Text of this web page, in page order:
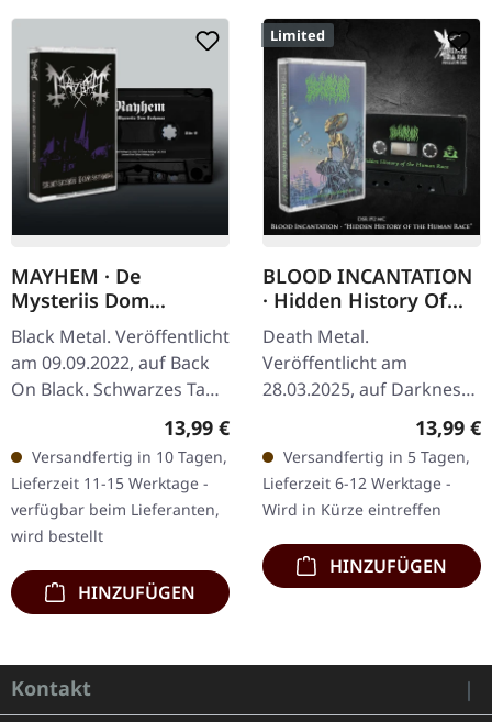
MAYHEM · De
Mysteriis Dom
Sathanas (Back On
Black) | BLACK TAPE
Black Metal. Veröffentlicht
am 09.09.2022, auf Back
On Black. Schwarzes Tape
mit 6-seitiger J-Card. „De
Mysteriis Dom Sathanas“
war das erste…
Regulärer Preis:
13,99 €
Versandfertig in 10 Tagen,
Lieferzeit 11-15 Werktage -
verfügbar beim Lieferanten,
wird bestellt
HINZUFÜGEN
Limited
BLOOD INCANTATION
· Hidden History Of
The Human Race (Re-
Release) | BLACK TAPE
Death Metal.
Veröffentlicht am
28.03.2025, auf Darkness
Shall Rise Productions.
Schwarzes Tape, 5-Panel-J-
Card, limitiert auf 200
Exemplare In ihrem…
13,99 €
Versandfertig in 5 Tagen,
Lieferzeit 6-12 Werktage -
Wird in Kürze eintreffen
HINZUFÜGEN
Kontakt